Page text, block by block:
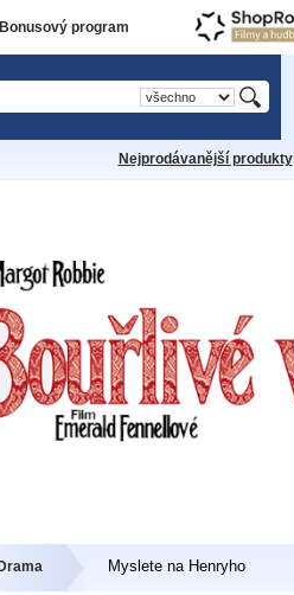
Bonusový program
Nejprodávanější produkty
Myslete na Henryho